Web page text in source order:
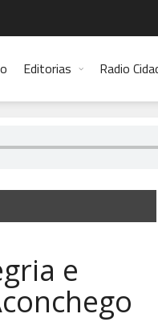
Editorias Radio
e